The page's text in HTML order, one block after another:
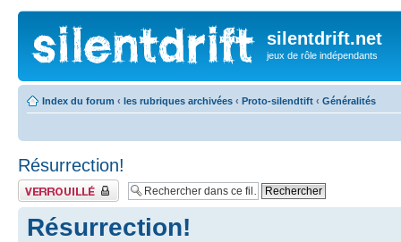
silentdrift.net
jeux de rôle indépendants
Index du forum ‹ les rubriques archivées ‹ Proto-silendtift ‹ Généralités
Résurrection!
Fil verrouillé
Résurrection!